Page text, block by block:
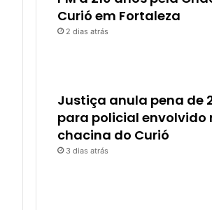
Curió em Fortaleza
2 dias atrás
Justiça anula pena de
para policial envolvido
chacina do Curió
3 dias atrás